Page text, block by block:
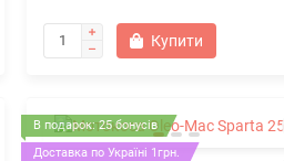
Купити
В подарок: 25 бонусів
Доставка по Україні 1грн.